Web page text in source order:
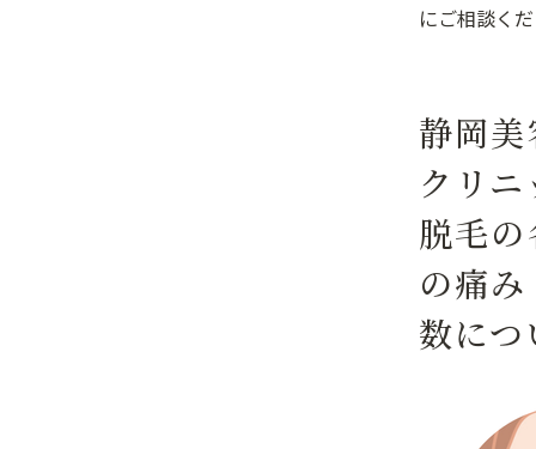
にご相談く
静岡
クリ
脱毛
の痛
数に